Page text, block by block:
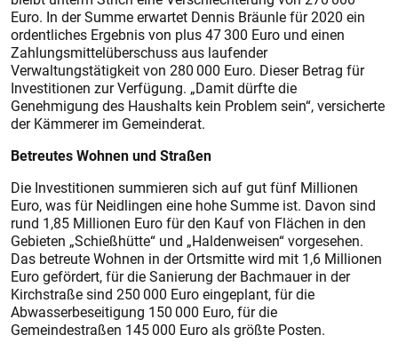
Euro. In der Summe erwartet Dennis Bräunle für 2020 ein
ordentliches Ergebnis von plus 47 300 Euro und einen
Zahlungsmittelüberschuss aus laufender
Verwaltungstätigkeit von 280 000 Euro. Dieser Betrag für
Investitionen zur Verfügung. „Damit dürfte die
Genehmigung des Haushalts kein Problem sein“, versicherte
der Kämmerer im Gemeinderat.
Betreutes Wohnen und Straßen
Die Investitionen summieren sich auf gut fünf Millionen
Euro, was für Neidlingen eine hohe Summe ist. Davon sind
rund 1,85 Millionen Euro für den Kauf von Flächen in den
Gebieten „Schießhütte“ und „Haldenweisen“ vorgesehen.
Das betreute Wohnen in der Ortsmitte wird mit 1,6 Millionen
Euro gefördert, für die Sanierung der Bachmauer in der
Kirchstraße sind 250 000 Euro eingeplant, für die
Abwasserbeseitigung 150 000 Euro, für die
Gemeindestraßen 145 000 Euro als größte Posten.